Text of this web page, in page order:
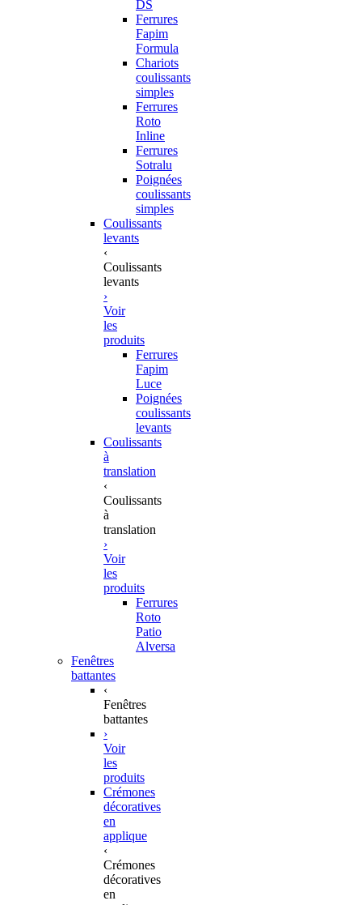
DS
Ferrures
Fapim
Formula
Chariots
coulissants
simples
Ferrures
Roto
Inline
Ferrures
Sotralu
Poignées
coulissants
simples
Coulissants
levants
‹
Coulissants
levants
›
Voir
les
produits
Ferrures
Fapim
Luce
Poignées
coulissants
levants
Coulissants
à
translation
‹
Coulissants
à
translation
›
Voir
les
produits
Ferrures
Roto
Patio
Alversa
Fenêtres
battantes
‹
Fenêtres
battantes
›
Voir
les
produits
Crémones
décoratives
en
applique
‹
Crémones
décoratives
en